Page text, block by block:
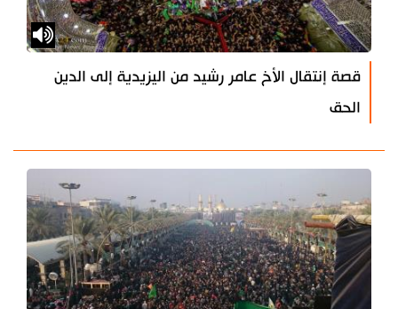
قصة إنتقال الأخ عامر رشيد من اليزيدية إلى الدين
الحق